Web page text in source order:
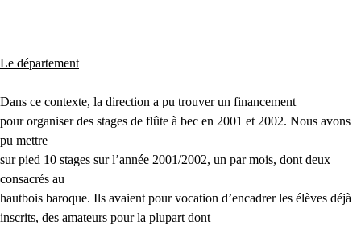
Le département
Dans ce contexte, la direction a pu trouver un financement
pour organiser des stages de flûte à bec en 2001 et 2002. Nous avons
pu mettre
sur pied 10 stages sur l’année 2001/2002, un par mois, dont deux
consacrés au
hautbois baroque. Ils avaient pour vocation d’encadrer les élèves déjà
inscrits, des amateurs pour la plupart dont